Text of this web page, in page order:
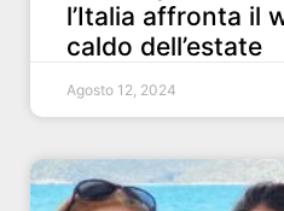
l’Italia affronta il
caldo dell’estate
Agosto 12, 2024